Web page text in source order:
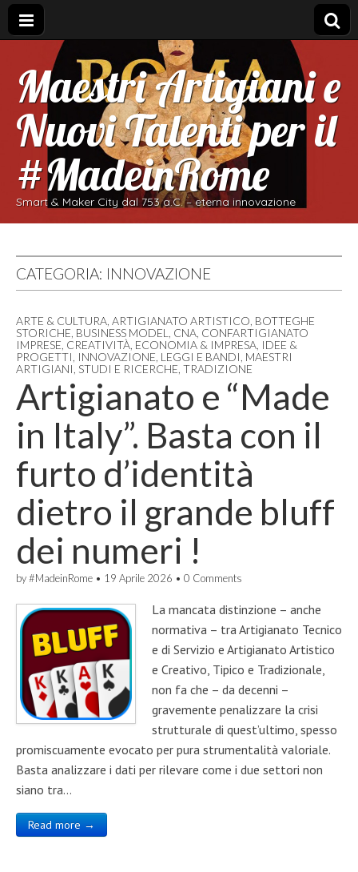
Maestri Artigiani e
Nuovi Talenti per il
#MadeinRome
Smart & Maker City dal 753 a.C. – eterna innovazione
CATEGORIA: INNOVAZIONE
ARTE & CULTURA ARTIGIANATO ARTISTICO BOTTEGHE
STORICHE BUSINESS MODEL CNA CONFARTIGIANATO
IMPRESE CREATIVITÀ ECONOMIA & IMPRESA IDEE &
PROGETTI INNOVAZIONE LEGGI E BANDI MAESTRI
ARTIGIANI STUDI E RICERCHE TRADIZIONE
Artigianato e “Made
in Italy”. Basta con il
furto d’identità
dietro il grande bluff
dei numeri !
by#MadeinRome • 19 Aprile 2026 • 0 Comments
La mancata distinzione – anche
normativa – tra Artigianato Tecnico
e di Servizio e Artigianato Artistico
e Creativo, Tipico e Tradizionale,
non fa che – da decenni –
gravemente penalizzare la crisi
strutturale di quest’ultimo, spesso
promiscuamente evocato per pura strumentalità valoriale.
Basta analizzare i dati per rilevare come i due settori non
siano tra…
Read more →